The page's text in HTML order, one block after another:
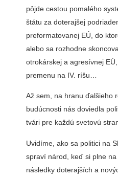
pôjde cestou pomalého
štátu za doterajšej
preformatovanej EÚ, do
alebo sa rozhodne
otrokárskej a agresívnej
premenu na IV. ríšu…
Až sem, na hranu ďalšieho
budúcnosti nás doviedla
tvári pre každú svetovú
Uvidíme, ako sa politici na
spraví národ, keď si plne
následky doterajších a